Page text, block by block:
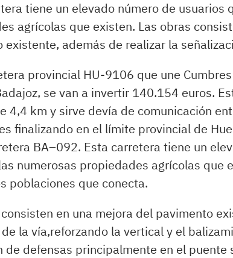
tiene un elevado número de usuarios
agrícolas que existen. Las obras
existente, además de realizar la
provincial HU-9106 que une
se van a invertir 140.154 euros.
4,4 km y sirve devía de comunicación
finalizando en el límite provincial de
BA–092. Esta carretera tiene un
numerosas propiedades agrícolas que
poblaciones que conecta.
en una mejora del pavimento
la vía,reforzando la vertical y el
de defensas principalmente en el